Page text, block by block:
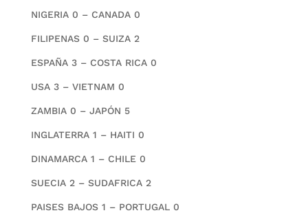
NIGERIA 0 – CANADA 0
FILIPENAS 0 – SUIZA 2
ESPAÑA 3 – COSTA RICA 0
USA 3 – VIETNAM 0
ZAMBIA 0 – JAPÓN 5
INGLATERRA 1 – HAITI 0
DINAMARCA 1 – CHILE 0
SUECIA 2 – SUDAFRICA 2
PAISES BAJOS 1 – PORTUGAL 0